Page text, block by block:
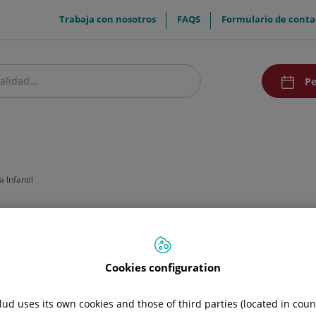
menuTop
Trabaja con nosotros FAQS Formulario de
Infantil
Cookies configuration
uses its own cookies and those of third parties (located in